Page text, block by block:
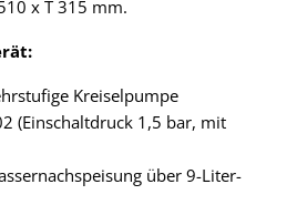
x T 315 mm.
Kreiselpumpe
(Einschaltdruck 1,5 bar, mit
über 9-Liter-